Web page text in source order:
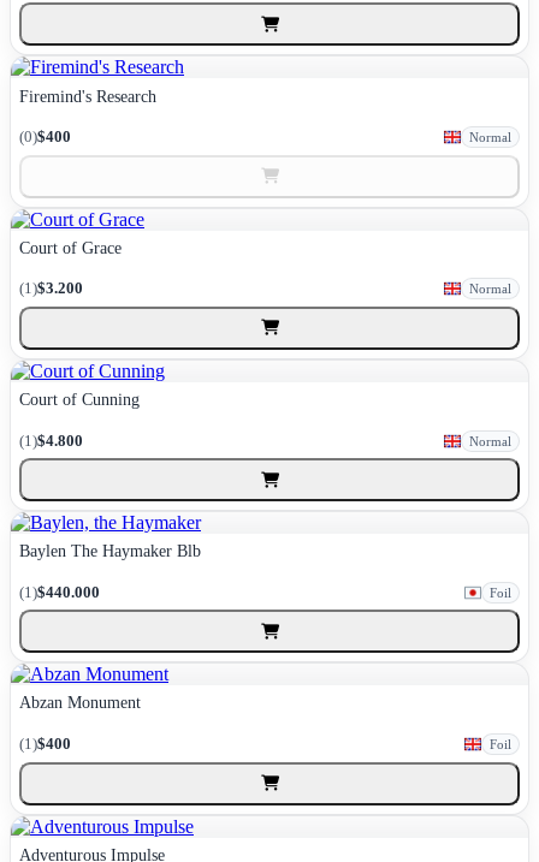
Firemind's Research
(0)$400 Normal
Court of Grace
(1)$3.200 Normal
Court of Cunning
(1)$4.800 Normal
Baylen The Haymaker Blb
(1)$440.000 Foil
Abzan Monument
(1)$400 Foil
Adventurous Impulse